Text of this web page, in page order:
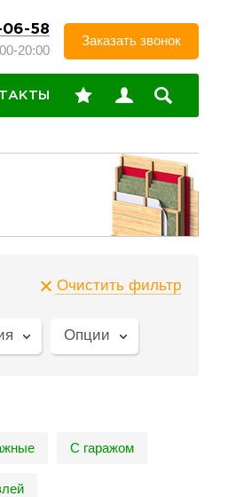
58
20:00
Заказать звонок
Очистить фильтр
Опции
С гаражом